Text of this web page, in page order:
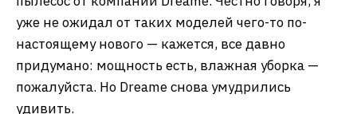
уже не ожидал от таких моделей чего-то по-
настоящему нового — кажется, все давно
придумано: мощность есть, влажная уборка —
пожалуйста. Но Dreame снова умудрились
удивить.